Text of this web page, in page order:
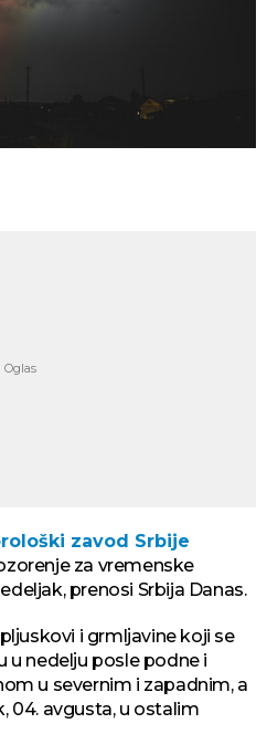
zavod Srbije
za vremenske
prenosi Srbija Danas.
i grmlјavine koji se
u nedelјu posle podne i
u severnim i zapadnim, a
04. avgusta, u ostalim